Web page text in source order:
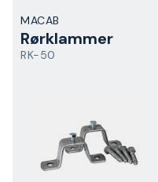
MACAB
Rørklammer
RK-50